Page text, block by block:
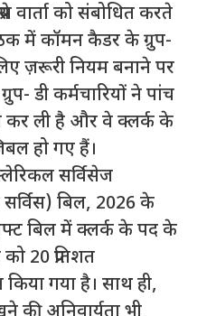
वार्ता को संबोधित करते
में कॉमन कैडर के ग्रुप-
ज़रूरी नियम बनाने पर
डी कर्मचारियों ने पांच
कर ली है और वे क्लर्क के
हो गए हैं।
सर्विसेज
बिल, 2026 के
बिल में क्लर्क के पद के
20 प्रतिशत
किया गया है। साथ ही,